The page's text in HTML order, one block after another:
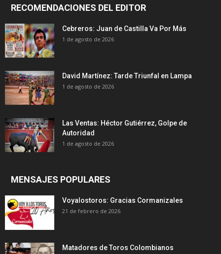
RECOMENDACIONES DEL EDITOR
Cebreros: Juan de Castilla Va Por Más
1 de agosto de 2026
David Martínez: Tarde Triunfal en Lampa
1 de agosto de 2026
Las Ventas: Héctor Gutiérrez, Golpe de
Autoridad
1 de agosto de 2026
MENSAJES POPULARES
Voyalostoros: Gracias Cormanizales
21 de febrero de 2026
Matadores de Toros Colombianos